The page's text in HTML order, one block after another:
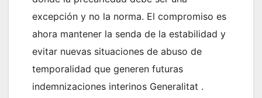
excepción y no la norma. El compromiso es
ahora mantener la senda de la estabilidad y
evitar nuevas situaciones de abuso de
temporalidad que generen futuras
indemnizaciones interinos Generalitat .